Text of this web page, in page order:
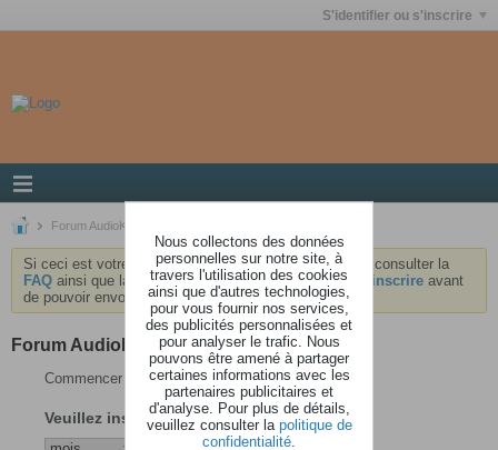
S'identifier ou s'inscrire
Forum AudioKeys
Si ceci est votre première visite, nous vous invitons à consulter la
FAQ ainsi que la chartedu forum . Vous devrez vous inscrire avant
de pouvoir envoyer des messages.
Forum AudioKeys
Commencer votre inscription
Veuillez insérer votre date de naissance
Nous collectons des données
personnelles sur notre site, à
travers l'utilisation des cookies
ainsi que d'autres technologies,
pour vous fournir nos services,
des publicités personnalisées et
pour analyser le trafic. Nous
pouvons être amené à partager
certaines informations avec les
partenaires publicitaires et
d'analyse. Pour plus de détails,
veuillez consulter la politique de
confidentialité